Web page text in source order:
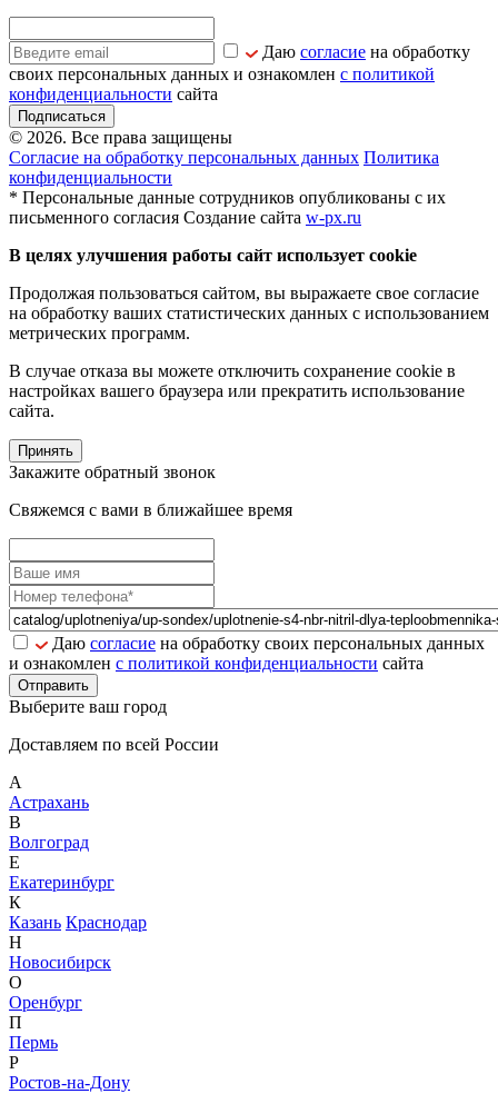
Даю согласие на обработку
своих персональных данных и ознакомлен с политикой
конфиденциальности сайта
Подписаться
© 2026. Все права защищены
Согласие на обработку персональных данных Политика
конфиденциальности
* Персональные данные сотрудников опубликованы с их
письменного согласия Создание сайта w-px.ru
В целях улучшения работы сайт использует cookie
Продолжая пользоваться сайтом, вы выражаете свое согласие
на обработку ваших статистических данных с использованием
метрических программ.
В случае отказа вы можете отключить сохранение cookie в
настройках вашего браузера или прекратить использование
сайта.
Принять
Закажите обратный звонок
Свяжемся с вами в ближайшее время
Даю согласие на обработку своих персональных данных
и ознакомлен с политикой конфиденциальности сайта
Отправить
Выберите ваш город
Доставляем по всей России
А
Астрахань
В
Волгоград
Е
Екатеринбург
К
Казань Краснодар
Н
Новосибирск
О
Оренбург
П
Пермь
Р
Ростов-на-Дону